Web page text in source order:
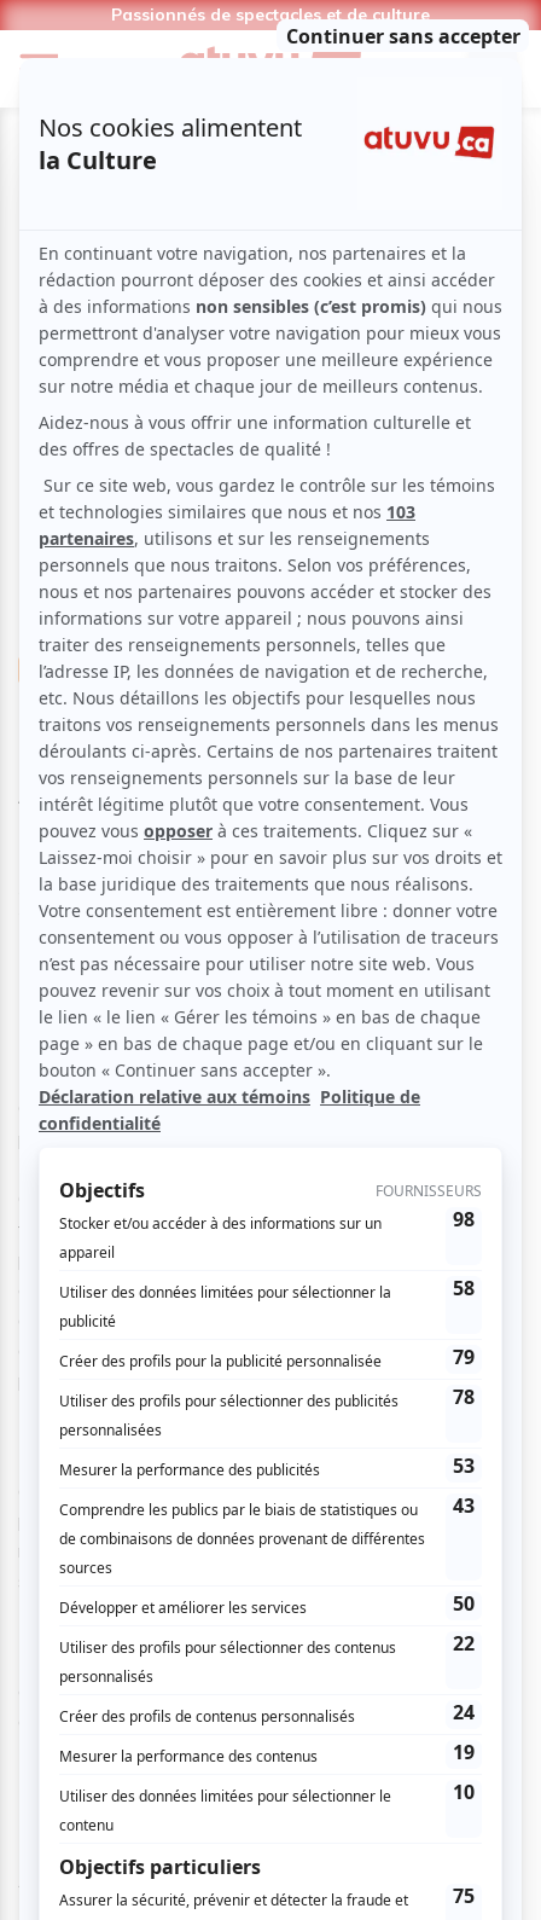
Passionnés de spectacles et de culture
Théâtre Création Enfant
Léon le nul
Aucune offre promotionnelle
disponible
Soyez les premiers avisés dès qu'il y aura une offre promo
pour Léon le nul:INSCRIVEZ-VOUS
Pour les jeunes de 9 à 13 ans et leurs parents.
Léon, dit le nul, est un gamin plus petit que les autres.
Chaque matin, la route qui le mène à l’école tend ses
pièges et Léon doit subir les railleries de ses camarades.
C’est qu’il a décidé de devenir un train, un train en fer, un
train ultra-rapide. Il pourra alors échapper à ses
poursuivants. Pour l’instant, la seule chose qui lui permet de
courir plus vite qu’eux, c’est sa peur. Il doit absolument
grandir le plus vite possible : s’il réussit à devenir un train, il
deviendra peut-être comme son frère qui, lui, semble
Léon le nul nous entraîne dans l’univers des peurs enfouies
puissance du rêve et nous rappelle que l’imaginaire est un
refuge. Un théâtre inventif et rempli d’émotion, une œuvre
sensible qui nous ramène à notre vulnérabilité.
Une production du Théâtre Bouches Décousues, en
coproduction avec le Théâtre d’Aujourd’hui et le Théâtre
de la Pire Espèce (Montréal).
TEXTE: Francis Monty
ASSISTANCE, ÉCLAIRAGE ET RÉGIE: Jean Paquette